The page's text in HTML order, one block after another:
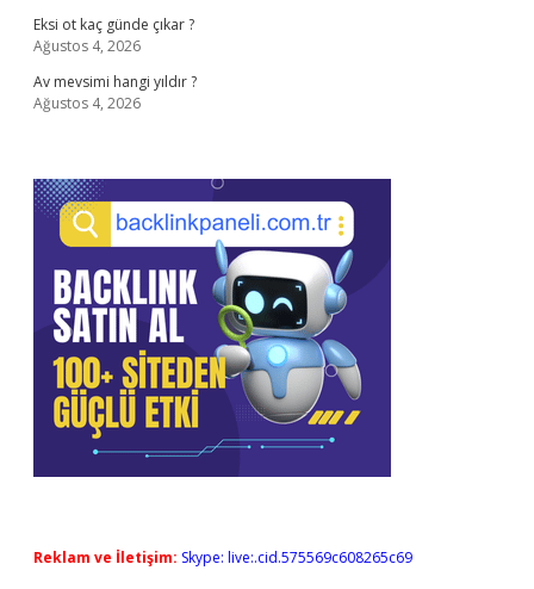
Eksi ot kaç günde çıkar ?
Ağustos 4, 2026
Av mevsimi hangi yıldır ?
Ağustos 4, 2026
Reklam ve İletişim: Skype: live:.cid.575569c608265c69